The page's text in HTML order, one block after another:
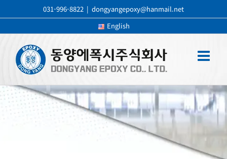
너
031-996-8822 | dongyangepoxy@hanmail.net
English